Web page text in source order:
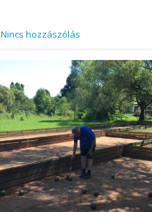
Nincs hozzászólás